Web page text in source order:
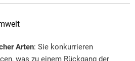
Arten: Sie konkurrieren
was zu einem Rückgang der